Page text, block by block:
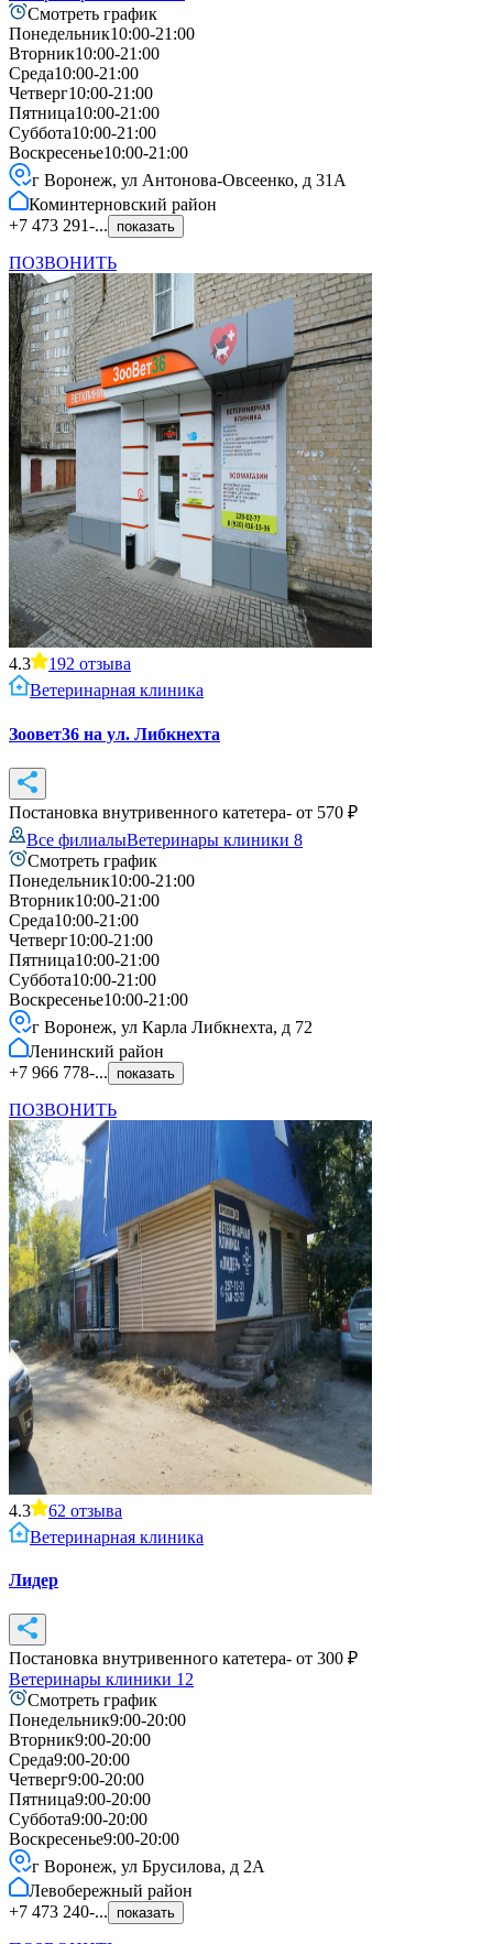
Смотреть график
Понедельник10:00-21:00
Вторник10:00-21:00
Среда10:00-21:00
Четверг10:00-21:00
Пятница10:00-21:00
Суббота10:00-21:00
Воскресенье10:00-21:00
г Воронеж, ул Антонова-Овсеенко, д 31А
Коминтерновский район
+7 473 291-...
показать
ПОЗВОНИТЬ
4.3 192 отзыва
Ветеринарная клиника
Зоовет36 на ул. Либкнехта
Постановка внутривенного катетера- от 570 ₽
Все филиалыВетеринары клиники 8
Смотреть график
Понедельник10:00-21:00
Вторник10:00-21:00
Среда10:00-21:00
Четверг10:00-21:00
Пятница10:00-21:00
Суббота10:00-21:00
Воскресенье10:00-21:00
г Воронеж, ул Карла Либкнехта, д 72
Ленинский район
+7 966 778-...
показать
ПОЗВОНИТЬ
4.3 62 отзыва
Ветеринарная клиника
Лидер
Постановка внутривенного катетера- от 300 ₽
Ветеринары клиники 12
Смотреть график
Понедельник9:00-20:00
Вторник9:00-20:00
Среда9:00-20:00
Четверг9:00-20:00
Пятница9:00-20:00
Суббота9:00-20:00
Воскресенье9:00-20:00
г Воронеж, ул Брусилова, д 2А
Левобережный район
+7 473 240-...
показать